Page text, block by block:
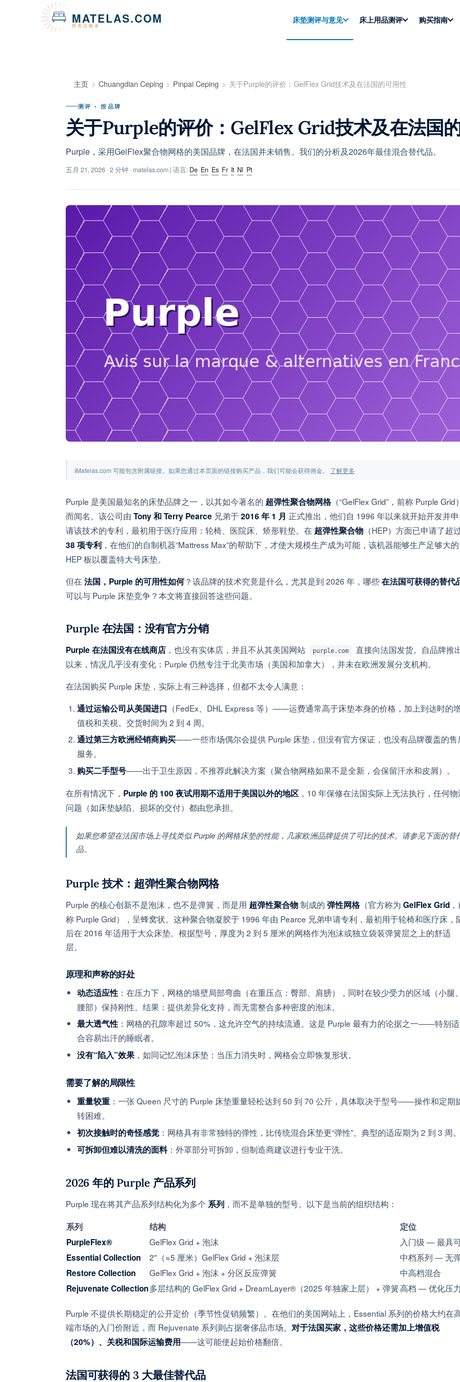
MATELAS.COM
照亮沉睡者
床垫测评与意见 床上用品测评 购买指南
主页 Chuangdian Ceping Pinpai Ceping 关于Purple的评价：GelFlex Grid技术及在法国的可用性
测评 • 按品牌
关于Purple的评价：GelFlex Grid技术及在法国
Purple，采用GelFlex聚合物网格的美国品牌，在法国并未销售。我们的分析及2026年最佳混合替代品。
五月 21, 2026 · 2 分钟 · matelas.com | 语言: De En Es Fr It Nl Pt
ℹMatelas.com 可能包含附属链接。如果您通过本页面的链接购买产品，我们可能会获得佣金。 了解更多
Purple 是美国最知名的床垫品牌之一，以其如今著名的 超弹性聚合物网格 （“GelFlex Grid”，前称 Purple Grid）
而闻名。该公司由 Tony 和 Terry Pearce 兄弟于2016 年 1 月 正式推出，他们自 1996 年以来就开始开发并申
请该技术的专利，最初用于医疗应用：轮椅、医院床、矫形鞋垫。在 超弹性聚合物 （HEP）方面已申请了超
38 项专利 ，在他们的自制机器“Mattress Max”的帮助下，才使大规模生产成为可能，该机器能够生产足够大的
HEP 板以覆盖特大号床垫。
但在 法国，Purple 的可用性如何？该品牌的技术究竟是什么，尤其是到 2026 年，哪些在法国可获得的替代
可以与 Purple 床垫竞争？本文将直接回答这些问题。
Purple 在法国：没有官方分销
Purple 在法国没有在线商店 ，也没有实体店，并且不从其美国网站 purple.com
直接向法国发货。自品牌推
以来，情况几乎没有变化：Purple 仍然专注于北美市场（美国和加拿大），并未在欧洲发展分支机构。
在法国购买 Purple 床垫，实际上有三种选择，但都不太令人满意：
通过运输公司从美国进口 （FedEx、DHL Express 等）——运费通常高于床垫本身的价格，加上到达时的
值税和关税。交货时间为 2 到 4 周。
通过第三方欧洲经销商购买——一些市场偶尔会提供 Purple 床垫，但没有官方保证，也没有品牌覆盖的售
服务。
购买二手型号——出于卫生原因，不推荐此解决方案（聚合物网格如果不是全新，会保留汗水和皮屑）。
在所有情况下， Purple 的 100 夜试用期不适用于美国以外的地区 ，10 年保修在法国实际上无法执行，任何
问题（如床垫缺陷、损坏的交付）都由您承担。
如果您希望在法国市场上寻找类似 Purple 的网格床垫的性能，几家欧洲品牌提供了可比的技术。请参见下面的替
品。
Purple 技术：超弹性聚合物网格
Purple 的核心创新不是泡沫，也不是弹簧，而是用 超弹性聚合物制成的 弹性网格 （官方称为 GelFlex Grid
称 Purple Grid），呈蜂窝状。这种聚合物凝胶于 1996 年由 Pearce 兄弟申请专利，最初用于轮椅和医疗床，
后在 2016 年适用于大众床垫。根据型号，厚度为 2 到 5 厘米的网格作为泡沫或独立袋装弹簧层之上的舒适
层。
原理和声称的好处
动态适应性 ：在压力下，网格的墙壁局部弯曲（在重压点：臀部、肩膀），同时在较少受力的区域（小腿、
腰部）保持刚性。结果：提供差异化支持，而无需整合多种密度的泡沫。
最大透气性 ：网格的孔隙率超过 50%，这允许空气的持续流通。这是 Purple 最有力的论据之一——特别适
合容易出汗的睡眠者。
没有“陷入”效果 ，如同记忆泡沫床垫：当压力消失时，网格会立即恢复形状。
需要了解的局限性
重量较重 ：一张 Queen 尺寸的 Purple 床垫重量轻松达到 50 到 70 公斤，具体取决于型号——操作和定期
转困难。
初次接触时的奇怪感觉 ：网格具有非常独特的弹性，比传统混合床垫更“弹性”。典型的适应期为 2 到 3 周。
可拆卸但难以清洗的面料：外罩部分可拆卸，但制造商建议进行专业干洗。
2026 年的 Purple 产品系列
Purple 现在将其产品系列结构化为多个 系列 ，而不是单独的型号。以下是当前的组织结构：
系列 结构
定位
PurpleFlex®
GelFlex Grid + 泡沫
入门级 — 最具
Essential Collection
2"（≈5 厘米）GelFlex Grid + 泡沫层
中档系列 — 无
Restore Collection
GelFlex Grid + 泡沫 + 分区反应弹簧
中高档混合
Rejuvenate Collection多层结构的 GelFlex Grid + DreamLayer®（2025 年独家上层） + 弹簧高档 — 优化压
Purple 不提供长期稳定的公开定价（季节性促销频繁）。在他们的美国网站上，Essential 系列的价格大约在
端市场的入门价附近，而 Rejuvenate 系列则占据奢侈品市场。 对于法国买家，这些价格还需加上增值税
（20%）、关税和国际运输费用——这可能使起始价格翻倍。
法国可获得的 3 大最佳替代品
Cookie管理面板